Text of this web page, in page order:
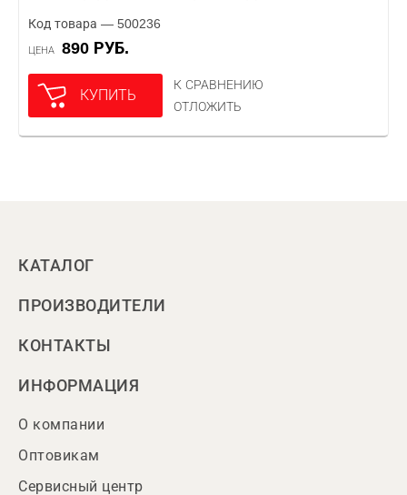
Код товара — 500236
ЦЕНА 890 РУБ.
КУПИТЬ
К СРАВНЕНИЮ
ОТЛОЖИТЬ
КАТАЛОГ
ПРОИЗВОДИТЕЛИ
КОНТАКТЫ
ИНФОРМАЦИЯ
О компании
Оптовикам
Сервисный центр